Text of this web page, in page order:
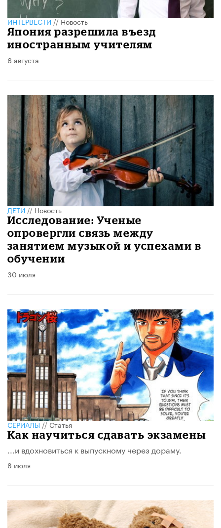
ИНТЕРВЕСТИ//Новость
Япония разрешила въезд
иностранным учителям
6 августа
ДЕТИ//Новость
Исследование: Ученые
опровергли связь между
занятием музыкой и успехами в
обучении
30 июля
СЕРИАЛЫ//Статья
Как научиться сдавать экзамены
...и вдохновиться к выпускному через дораму.
8 июля